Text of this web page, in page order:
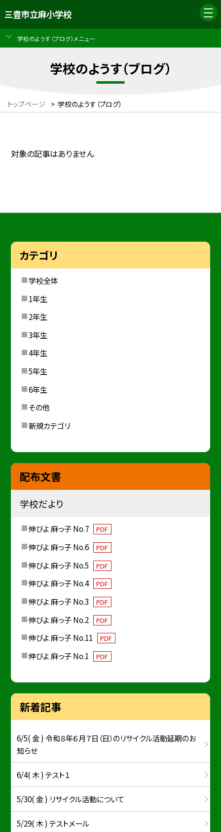
三豊市立麻小学校
学校のようす（ブログ）メニュー
学校のようす（ブログ）
トップページ > 学校のようす（ブログ）
対象の記事はありません
カテゴリ
学校全体
1年生
2年生
3年生
4年生
5年生
6年生
その他
新規カテゴリ
配布文書
学校だより
伸びよ 麻っ子 No.7 PDF
伸びよ 麻っ子 No.6 PDF
伸びよ 麻っ子 No.5 PDF
伸びよ 麻っ子 No.4 PDF
伸びよ 麻っ子 No.3 PDF
伸びよ 麻っ子 No.2 PDF
伸びよ 麻っ子 No.11 PDF
伸びよ 麻っ子 No.1 PDF
新着記事
6/5( 金 ) 令和８年６月７日（日）のリサイクル活動延期のお
知らせ
6/4( 木 ) テスト１
5/30( 金 ) リサイクル活動について
5/29( 木 ) テストメール